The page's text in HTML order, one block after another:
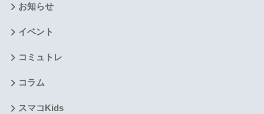
お知らせ
イベント
コミュトレ
コラム
スマコKids